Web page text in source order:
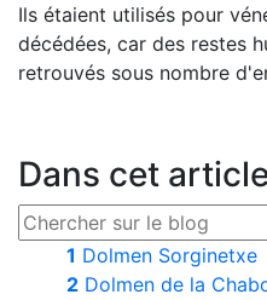
Ils étaient utilisés pour
décédées, car des restes
retrouvés sous nombre
Dans cet
1 Dolmen Sorginetxe
2 Dolmen de la